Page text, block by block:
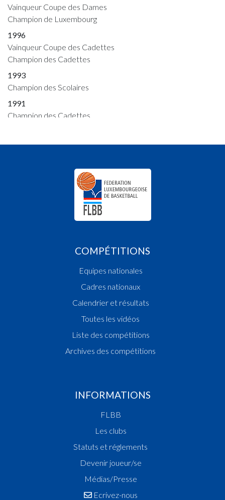
Vainqueur Coupe des Dames
Champion de Luxembourg
1996
Vainqueur Coupe des Cadettes
Champion des Cadettes
1993
Champion des Scolaires
1991
Champion des Cadettes
Vainqueur Coupe des Dames
Champion des Fillettes
Champion des Filles Scolaires
Champion des Cadettes
Champion des Filles Scolaires
Champion des Dames
Champion des Cadettes
Champion des Filles Scolaires
Champion des Dames
Vainqueur Coupe des Dames
Champion des Cadettes
Champion des Filles Scolaires
COMPÉTITIONS
Equipes nationales
Cadres nationaux
Calendrier et résultats
Toutes les vidéos
Liste des compétitions
Archives des compétitions
INFORMATIONS
FLBB
Les clubs
Statuts et réglements
Devenir joueur/se
Médias/Presse
Ecrivez-nous